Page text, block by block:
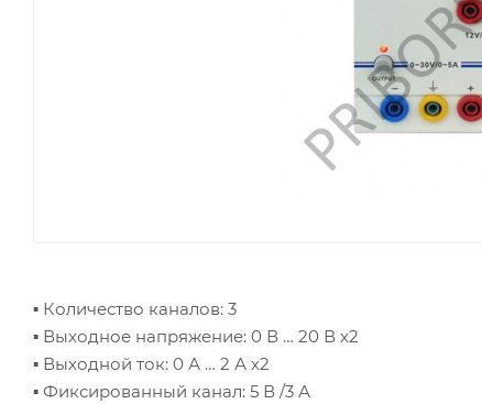
▪ Количество каналов: 3
▪ Выходное напряжение: 0 В … 20 В х2
▪ Выходной ток: 0 А … 2 А х2
▪ Фиксированный канал: 5 В /3 А